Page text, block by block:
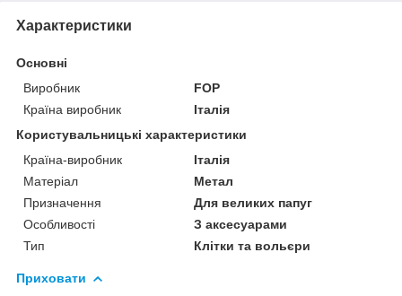
Характеристики
Основні
Виробник
FOP
Країна виробник
Італія
Користувальницькі характеристики
Країна-виробник
Італія
Матеріал
Метал
Призначення
Для великих папуг
Особливості
З аксесуарами
Тип
Клітки та вольєри
Приховати